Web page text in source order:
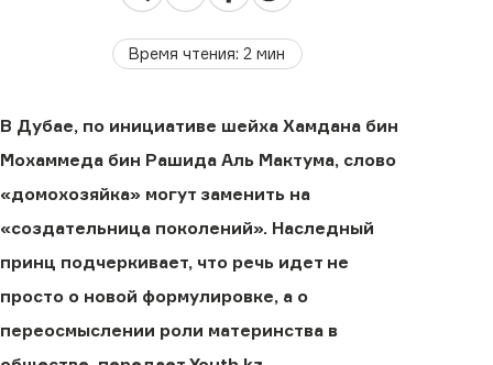
Время чтения:2 мин
В Дубае, по инициативе шейха Хамдана бин
Мохаммеда бин Рашида Аль Мактума, слово
«домохозяйка» могут заменить на
«создательница поколений». Наследный
принц подчеркивает, что речь идет не
просто о новой формулировке, а о
переосмыслении роли материнства в